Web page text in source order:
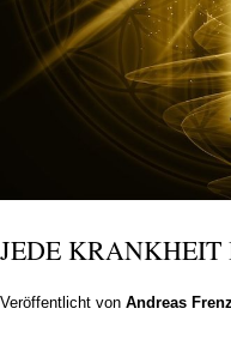
JEDE
Veröffentlicht von Andreas